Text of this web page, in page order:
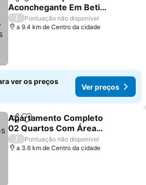
Adicionar aos favoritos
Aconchegante Em Betim,
Com Piscina, Sauna,
Lagos E Mais
/
Pontuação não disponível
a 9.4 km de Centro da cidade
ver os preços
Ver preços
PartilharAdicionar aos favoritos
Apartamento Completo
02 Quartos Com Área
Externa Terrea
/
Pontuação não disponível
a 3.6 km de Centro da cidade